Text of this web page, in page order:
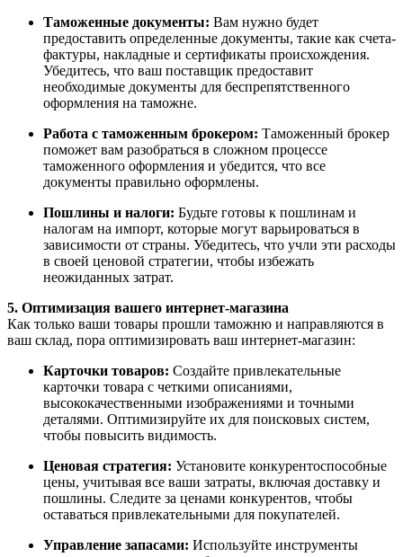
Таможенные документы: Вам нужно будет
предоставить определенные документы, такие как счета-
фактуры, накладные и сертификаты происхождения.
Убедитесь, что ваш поставщик предоставит
необходимые документы для беспрепятственного
оформления на таможне.
Работа с таможенным брокером: Таможенный брокер
поможет вам разобраться в сложном процессе
таможенного оформления и убедится, что все
документы правильно оформлены.
Пошлины и налоги: Будьте готовы к пошлинам и
налогам на импорт, которые могут варьироваться в
зависимости от страны. Убедитесь, что учли эти расходы
в своей ценовой стратегии, чтобы избежать
неожиданных затрат.
5. Оптимизация вашего интернет-магазина
Как только ваши товары прошли таможню и направляются в
ваш склад, пора оптимизировать ваш интернет-магазин:
Карточки товаров: Создайте привлекательные
карточки товара с четкими описаниями,
высококачественными изображениями и точными
деталями. Оптимизируйте их для поисковых систем,
чтобы повысить видимость.
Ценовая стратегия: Установите конкурентоспособные
цены, учитывая все ваши затраты, включая доставку и
пошлины. Следите за ценами конкурентов, чтобы
оставаться привлекательными для покупателей.
Управление запасами: Используйте инструменты